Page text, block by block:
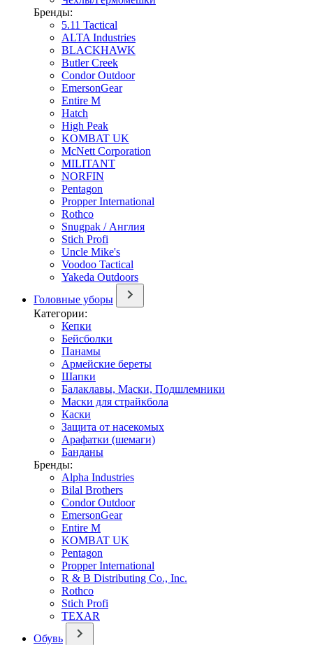
Бренды:
5.11 Tactical
ALTA Industries
BLACKHAWK
Butler Creek
Condor Outdoor
EmersonGear
Entire M
Hatch
High Peak
KOMBAT UK
McNett Corporation
MILITANT
NORFIN
Pentagon
Propper International
Rothco
Snugpak / Англия
Stich Profi
Uncle Mike's
Voodoo Tactical
Yakeda Outdoors
Головные уборы
Категории:
Кепки
Бейсболки
Панамы
Армейские береты
Шапки
Балаклавы, Маски, Подшлемники
Маски для страйкбола
Каски
Защита от насекомых
Арафатки (шемаги)
Банданы
Бренды:
Alpha Industries
Bilal Brothers
Condor Outdoor
EmersonGear
Entire M
KOMBAT UK
Pentagon
Propper International
R & B Distributing Co., Inc.
Rothco
Stich Profi
TEXAR
Обувь